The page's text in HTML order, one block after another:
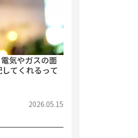
気やガスの面
てくれるって
2026.05.15